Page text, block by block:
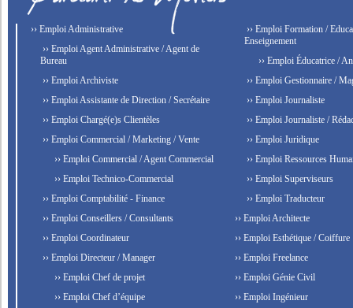
›› Emploi Administrative
›› Emploi Agent Administrative / Agent de
Bureau
›› Emploi Archiviste
›› Emploi Assistante de Direction / Secrétaire
›› Emploi Chargé(e)s Clientèles
›› Emploi Commercial / Marketing / Vente
›› Emploi Commercial / Agent Commercial
›› Emploi Technico-Commercial
›› Emploi Comptabilité - Finance
›› Emploi Conseillers / Consultants
›› Emploi Coordinateur
›› Emploi Directeur / Manager
›› Emploi Chef de projet
›› Emploi Chef d’équipe
›› Emploi Formation /
Enseignement
›› Emploi Éducatrice /
›› Emploi Gestionnaire /
›› Emploi Journaliste
›› Emploi Journaliste /
›› Emploi Juridique
›› Emploi Ressources
›› Emploi Superviseurs
›› Emploi Traducteur
›› Emploi Architecte
›› Emploi Esthétique / Coiffure
›› Emploi Freelance
›› Emploi Génie Civil
›› Emploi Ingénieur